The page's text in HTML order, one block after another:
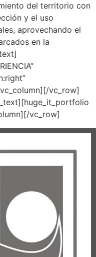
del territorio con
y el uso
aprovechando el
en la
vc_row]
vc_row]